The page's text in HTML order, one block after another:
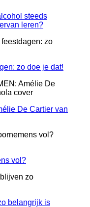
steeds
leren?
zo doe je dat!
De Cartier van
vol?
belangrijk is